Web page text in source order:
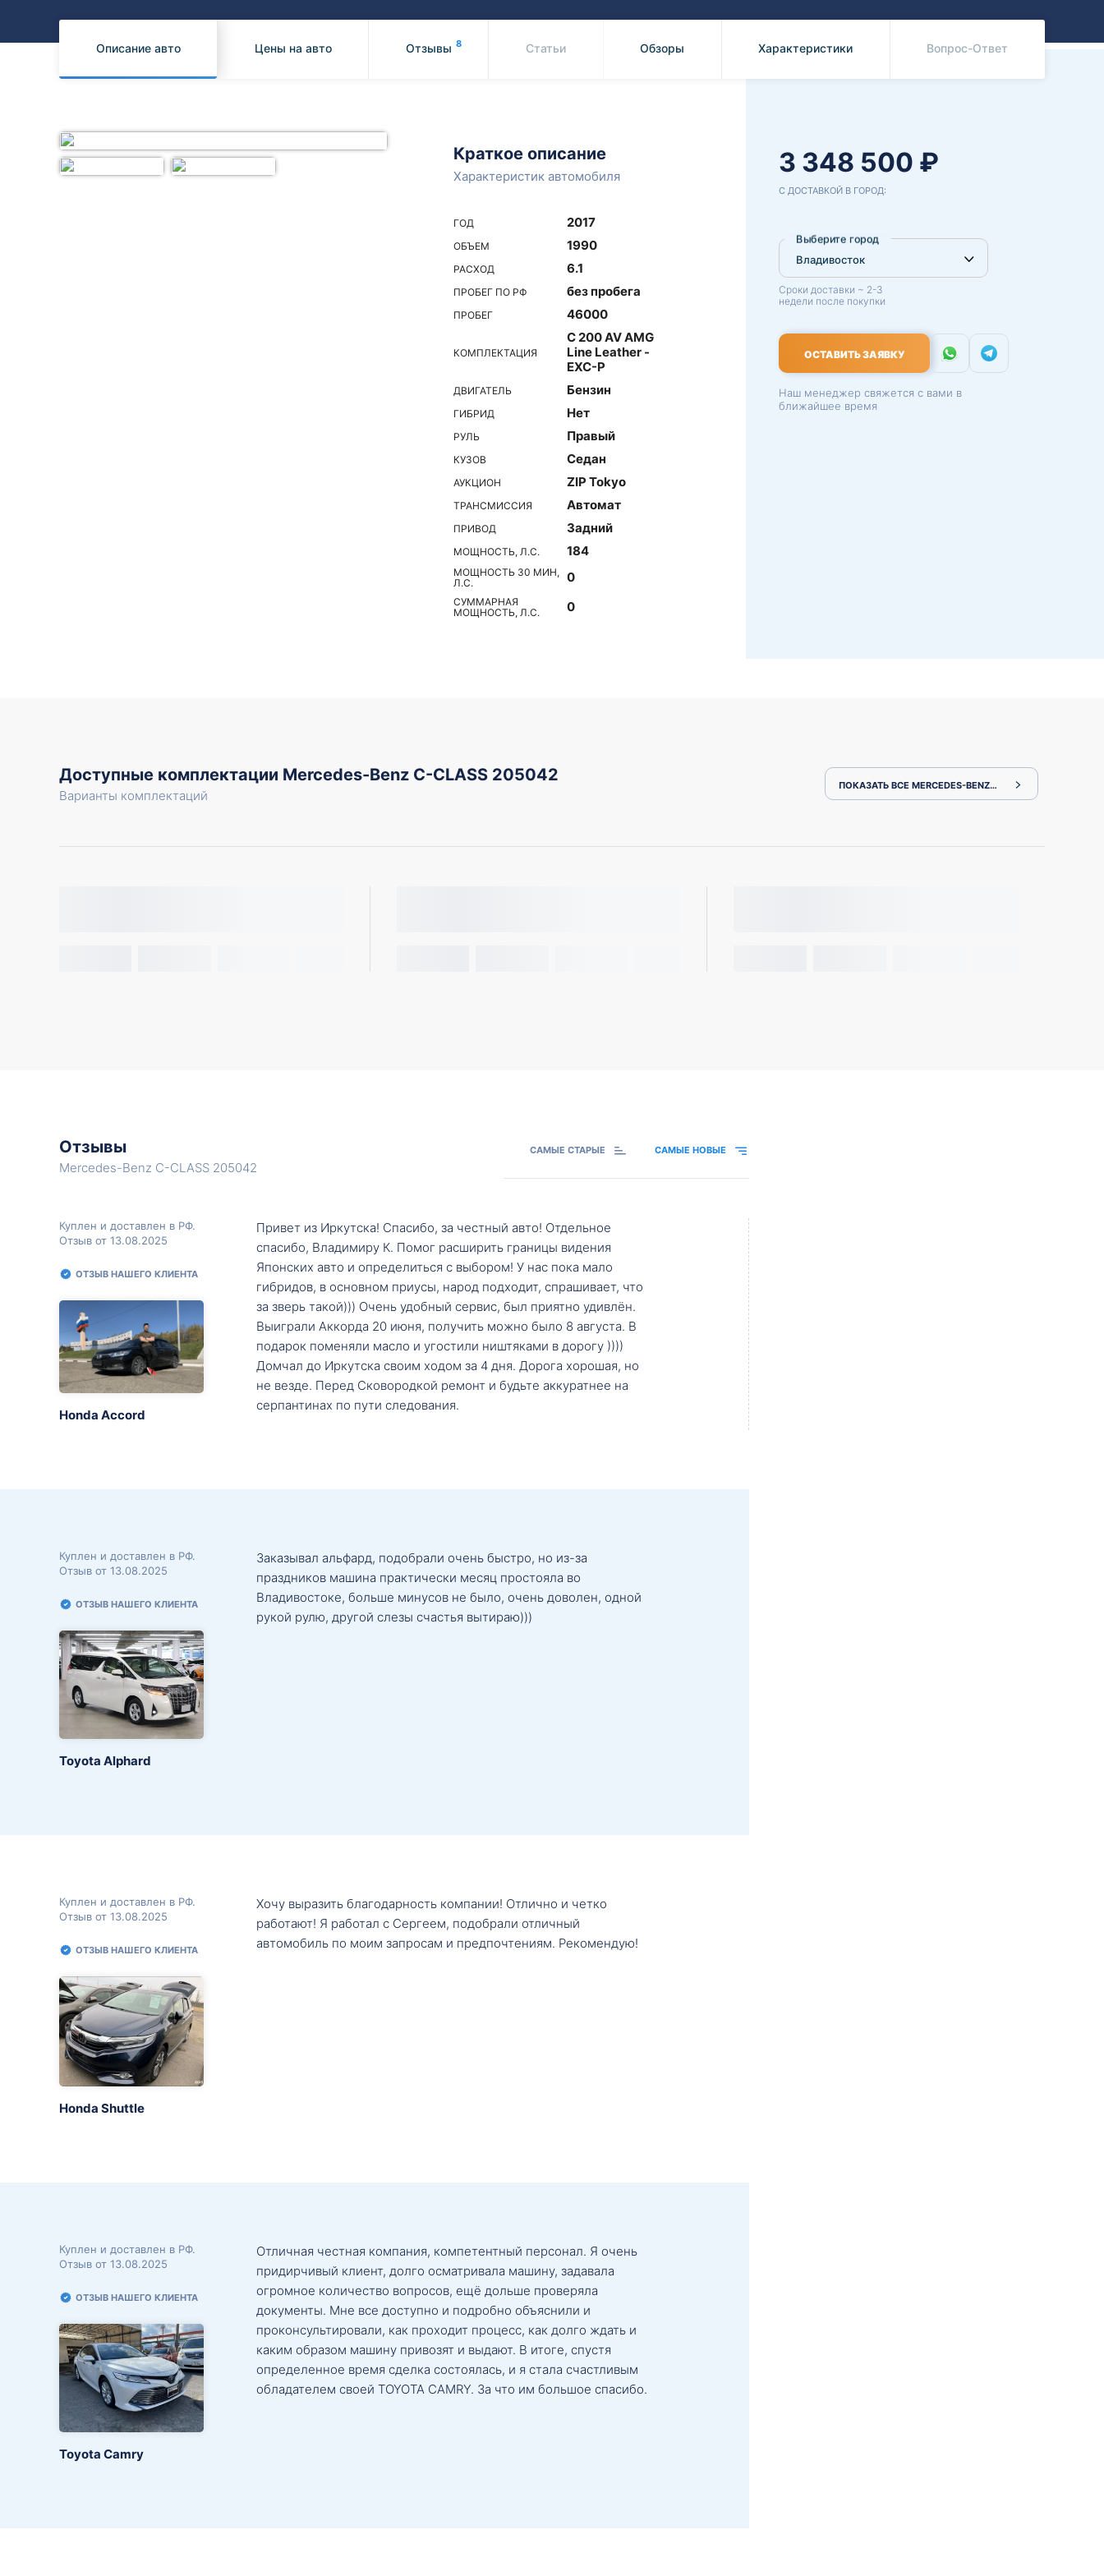
Subaru
Описание авто Цены на авто Отзывы 8 Статьи Обзоры Характеристики Вопрос-Ответ
Краткое описание
Характеристик автомобиля
ГОД 2017
ОБЪЕМ 1990
РАСХОД 6.1
ПРОБЕГ ПО РФ без пробега
ПРОБЕГ 46000
КОМПЛЕКТАЦИЯ
C 200 AV AMG
Line Leather -
EXC-P
ДВИГАТЕЛЬ Бензин
ГИБРИД Нет
РУЛЬ Правый
КУЗОВ Седан
АУКЦИОН ZIP Tokyo
ТРАНСМИССИЯ Автомат
ПРИВОД Задний
МОЩНОСТЬ, Л.С. 184
МОЩНОСТЬ 30 МИН,
Л.С.
0
СУММАРНАЯ
МОЩНОСТЬ, Л.С.
0
3 348 500 ₽
С ДОСТАВКОЙ В ГОРОД:
Выберите город
Сроки доставки ~ 2-3
недели после покупки
ОСТАВИТЬ ЗАЯВКУ
Наш менеджер свяжется с вами в
ближайшее время
Доступные комплектации Mercedes-Benz C-CLASS 205042
Варианты комплектаций
ПОКАЗАТЬ ВСЕ MERCEDES-BENZ C-CLASS 205042
Отзывы
Mercedes-Benz C-CLASS 205042
САМЫЕ СТАРЫЕ САМЫЕ НОВЫЕ
Куплен и доставлен в РФ.
Отзыв от 13.08.2025
ОТЗЫВ НАШЕГО КЛИЕНТА
Honda Accord
Привет из Иркутска! Спасибо, за честный авто! Отдельное
спасибо, Владимиру К. Помог расширить границы видения
Японских авто и определиться с выбором! У нас пока мало
гибридов, в основном приусы, народ подходит, спрашивает, что
за зверь такой))) Очень удобный сервис, был приятно удивлён.
Выиграли Аккорда 20 июня, получить можно было 8 августа. В
подарок поменяли масло и угостили ништяками в дорогу ))))
Домчал до Иркутска своим ходом за 4 дня. Дорога хорошая, но
не везде. Перед Сковородкой ремонт и будьте аккуратнее на
серпантинах по пути следования.
Куплен и доставлен в РФ.
Отзыв от 13.08.2025
ОТЗЫВ НАШЕГО КЛИЕНТА
Toyota Alphard
Заказывал альфард, подобрали очень быстро, но из-за
праздников машина практически месяц простояла во
Владивостоке, больше минусов не было, очень доволен, одной
рукой рулю, другой слезы счастья вытираю)))
Куплен и доставлен в РФ.
Отзыв от 13.08.2025
ОТЗЫВ НАШЕГО КЛИЕНТА
Honda Shuttle
Хочу выразить благодарность компании! Отлично и четко
работают! Я работал с Сергеем, подобрали отличный
автомобиль по моим запросам и предпочтениям. Рекомендую!
Куплен и доставлен в РФ.
Отзыв от 13.08.2025
ОТЗЫВ НАШЕГО КЛИЕНТА
Toyota Camry
Отличная честная компания, компетентный персонал. Я очень
придирчивый клиент, долго осматривала машину, задавала
огромное количество вопросов, ещё дольше проверяла
документы. Мне все доступно и подробно объяснили и
проконсультировали, как проходит процесс, как долго ждать и
каким образом машину привозят и выдают. В итоге, спустя
определенное время сделка состоялась, и я стала счастливым
обладателем своей TOYOTA CAMRY. За что им большое спасибо.